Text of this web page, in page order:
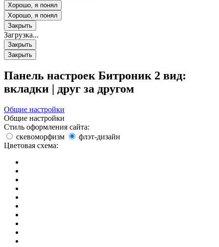
Хорошо, я понял
Хорошо, я понял
Закрыть
Загрузка...
Закрыть
Закрыть
Панель настроек Битроник 2 вид:
вкладки
друг за другом
Общие настройки
Общие настройки
Стиль оформления сайта:
скевоморфизм
флэт-дизайн
Цветовая схема: